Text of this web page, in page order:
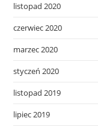
listopad 2020
czerwiec 2020
marzec 2020
styczeń 2020
listopad 2019
lipiec 2019